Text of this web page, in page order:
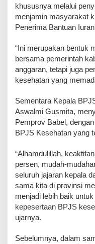
khususnya melalui
menjamin masyarakat
Penerima Bantuan
“Ini merupakan bentuk
bersama pemerintah
anggaran, tetapi juga
kesehatan yang
Sementara Kepala
Aswalmi Gusmita,
Pemprov Babel,
BPJS Kesehatan yang
“Alhamdulillah,
persen, mudah-
seluruh jajaran kepala
sama kita di provinsi
menjadi lebih baik
kepesertaan BPJS
ujarnya.
Sebelumnya, dalam